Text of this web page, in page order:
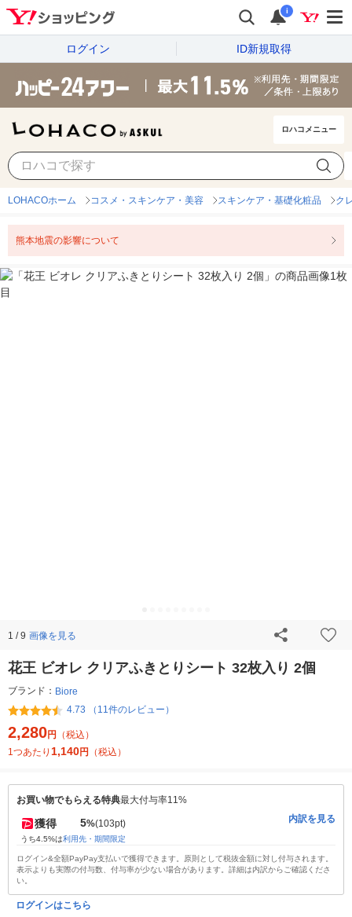
i
ログイン ID新規取得
ロハコメニュー
LOHACOホーム コスメ・スキンケア・美容 スキンケア・基礎化粧品 ク
熊本地震の影響について
1 / 9 画像を見る
花王 ビオレ クリアふきとりシート 32枚入り 2個
ブランド： Biore
4.73 （11件のレビュー）
2,280円
（税込）
1つあたり 1,140円 （税込）
お買い物でもらえる特典最大付与率11%
獲得 5%(103pt)
うち4.5%は利用先・期間限定
内訳を見る
ログイン&全額PayPay支払いで獲得できます。原則として税抜金額に対し付与されます。
表示よりも実際の付与数、付与率が少ない場合があります。詳細は内訳からご確認くださ
い。
ログインはこちら